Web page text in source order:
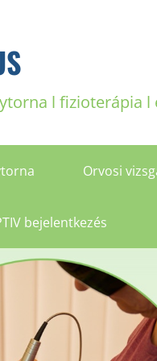
l fizioterápia l
Orvosi
bejelentkezés